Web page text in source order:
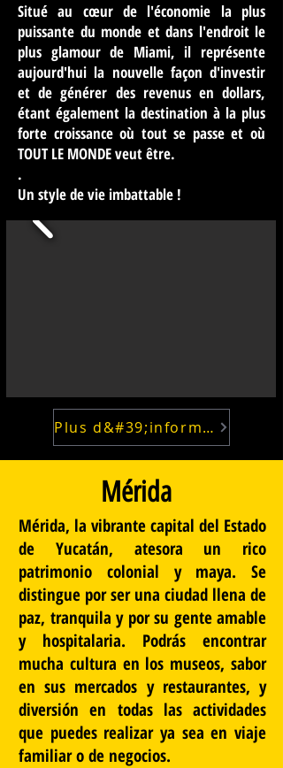
Situé au cœur de l'économie la plus
puissante du monde et dans l'endroit le
plus glamour de Miami, il représente
aujourd'hui la nouvelle façon d'investir
et de générer des revenus en dollars,
étant également la destination à la plus
forte croissance où tout se passe et où
TOUT LE MONDE veut être.
.
Un style de vie imbattable !
Plus d&#39;informations
Mérida
Mérida, la vibrante capital del Estado
de Yucatán, atesora un rico
patrimonio colonial y maya. Se
distingue por ser una ciudad llena de
paz, tranquila y por su gente amable
y hospitalaria. Podrás encontrar
mucha cultura en los museos, sabor
en sus mercados y restaurantes, y
diversión en todas las actividades
que puedes realizar ya sea en viaje
familiar o de negocios.